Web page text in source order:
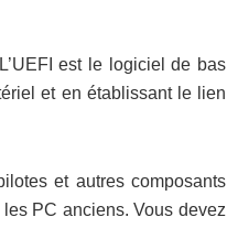
est le logiciel de bas
et en établissant le lien
et autres composants
les PC anciens. Vous devez